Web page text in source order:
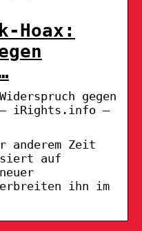
Hoax:
gegen
– iRights.info –
anderem Zeit
auf
ihn im